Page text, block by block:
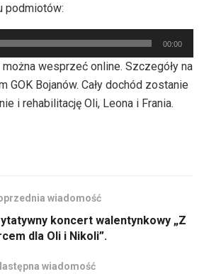
podmiotów:
00:00
wesprzeć online. Szczegóły na
GOK Bojanów. Cały dochód zostanie
i rehabilitację Oli, Leona i Frania.
wiadomość
koncert walentynkowy „Z
dla Oli i Nikoli”.
wiadomość